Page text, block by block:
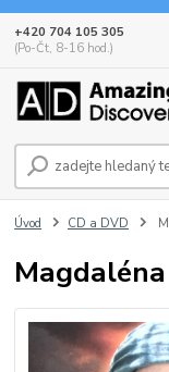
+420 704 105 305
(Po-Čt, 8-16 hod.)
Úvod CD a DVD